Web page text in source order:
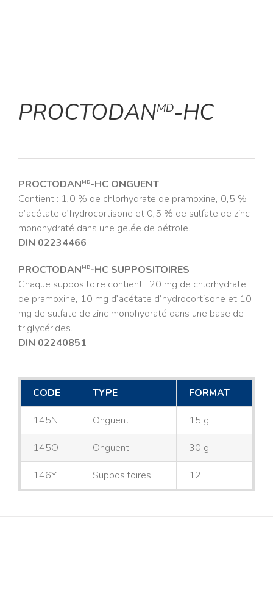
PROCTODANMD-HC
PROCTODANMD-HC ONGUENT
Contient : 1,0 % de chlorhydrate de pramoxine, 0,5 %
d’acétate d’hydrocortisone et 0,5 % de sulfate de zinc
monohydraté dans une gelée de pétrole.
DIN 02234466
PROCTODANMD-HC SUPPOSITOIRES
Chaque suppositoire contient : 20 mg de chlorhydrate
de pramoxine, 10 mg d’acétate d’hydrocortisone et 10
mg de sulfate de zinc monohydraté dans une base de
triglycérides.
DIN 02240851
CODE TYPE FORMAT
145N Onguent 15 g
145O Onguent 30 g
146Y Suppositoires 12